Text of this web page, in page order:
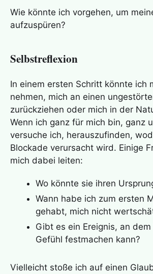
Wie könnte ich vorgehen, um
aufzuspüren?
Selbstreflexion
In einem ersten Schritt könnte ich
nehmen, mich an einen
zurückziehen oder mich in der
Wenn ich ganz für mich bin, ganz
versuche ich, herauszufinden,
Blockade verursacht wird. Einige
mich dabei leiten:
Wo könnte sie ihren
Wann habe ich zum ersten
gehabt, mich nicht
Gibt es ein Ereignis, an
Gefühl festmachen kann?
Vielleicht stoße ich auf einen